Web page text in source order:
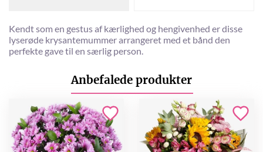
Kendt som en gestus af kærlighed og hengivenhed er disse
lyserøde krysantemummer arrangeret med et bånd den
perfekte gave til en særlig person.
Anbefalede produkter